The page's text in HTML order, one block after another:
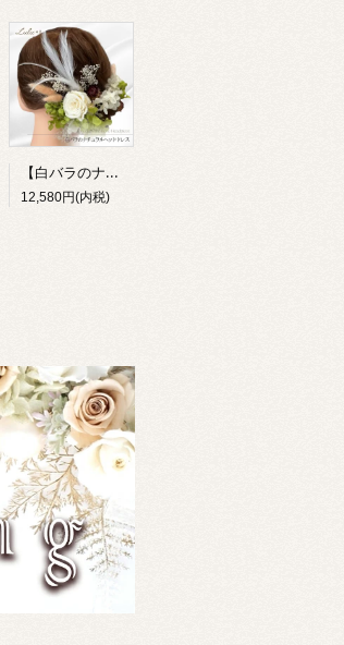
【白バラのナチュラル髪飾り】プリザーブドフラワー フェザー ヘッドドレス ウェディング 成人式 卒業式 和装 ルルズ Lulu＊s 2817
12,580円(内税)